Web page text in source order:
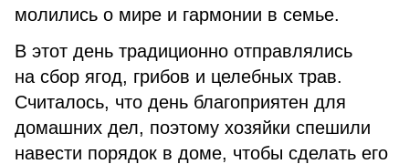
молились о мире и гармонии в семье.
В этот день традиционно отправлялись
на сбор ягод, грибов и целебных трав.
Считалось, что день благоприятен для
домашних дел, поэтому хозяйки спешили
навести порядок в доме, чтобы сделать его